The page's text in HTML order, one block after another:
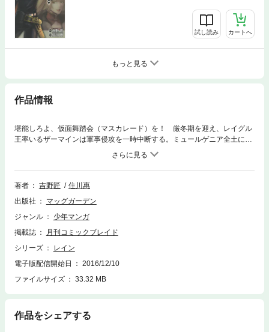
試し読み カートへ
もっと見る
作品情報
堪能しろよ、仮面舞踏会（マスカレード）を！ 厳冬期を迎え、レイグル
王率いるザーマインは軍事侵攻を一時中断する。ミュールゲニア全土に束
の間の平和が訪れ、各国はいずれ来る脅威に備えるべく奔走する日々を送
っていた。そんなある日、サンクワール王都リディアでは年に一度の“星祭
り”が開催される。密かにガルフォート城を抜け出し、祭りを満喫するレイ
ン達だが、突如シェルファの命を狙う謎の組織が牙を剥き……!!
著者 吉野匠
住川惠
出版社
マッグガーデン
ジャンル
少年マンガ
掲載誌
月刊コミックブレイド
シリーズ
レイン
電子版配信開始日
2016/12/10
ファイルサイズ
33.32 MB
作品をシェアする